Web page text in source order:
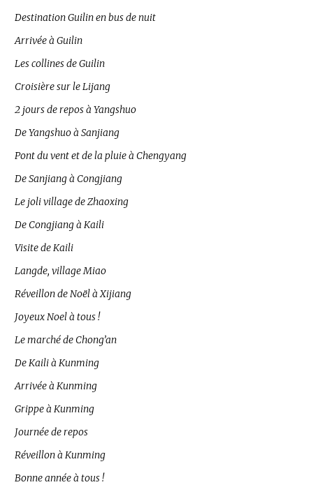
Destination Guilin en bus de nuit
Arrivée à Guilin
Les collines de Guilin
Croisière sur le Lijang
2 jours de repos à Yangshuo
De Yangshuo à Sanjiang
Pont du vent et de la pluie à Chengyang
De Sanjiang à Congjiang
Le joli village de Zhaoxing
De Congjiang à Kaili
Visite de Kaili
Langde, village Miao
Réveillon de Noël à Xijiang
Joyeux Noel à tous !
Le marché de Chong’an
De Kaili à Kunming
Arrivée à Kunming
Grippe à Kunming
Journée de repos
Réveillon à Kunming
Bonne année à tous !